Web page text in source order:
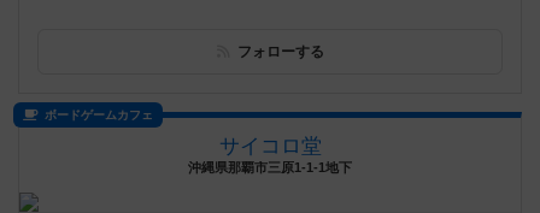
フォローする
ボードゲームカフェ
サイコロ堂
沖縄県那覇市三原1-1-1地下